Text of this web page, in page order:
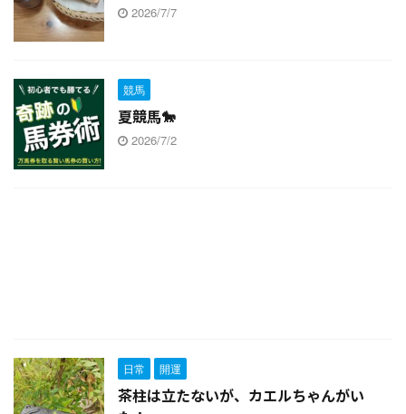
2026/7/7
競馬
夏競馬🐎
2026/7/2
日常 開運
茶柱は立たないが、カエルちゃんがい